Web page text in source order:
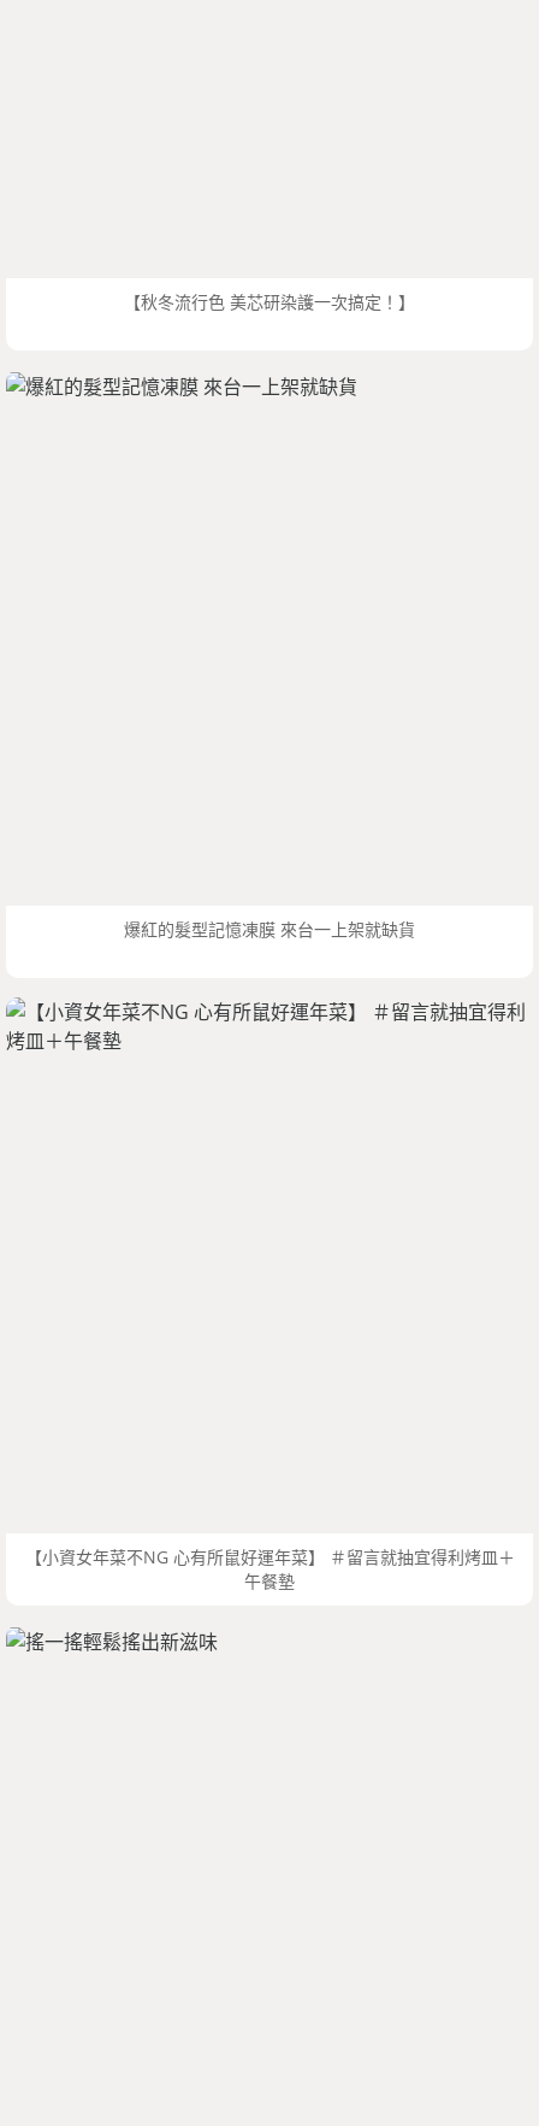
【秋冬流行色 美芯研染護一次搞定！】
爆紅的髮型記憶凍膜 來台一上架就缺貨
【小資女年菜不NG 心有所鼠好運年菜】 ＃留言就抽宜得利烤皿＋
午餐墊